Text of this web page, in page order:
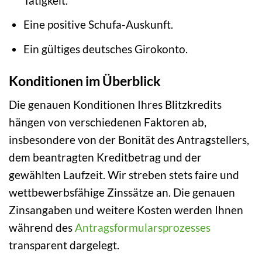
Eine positive Schufa-Auskunft.
Ein gültiges deutsches Girokonto.
Konditionen im Überblick
Die genauen Konditionen Ihres Blitzkredits
hängen von verschiedenen Faktoren ab,
insbesondere von der Bonität des Antragstellers,
dem beantragten Kreditbetrag und der
gewählten Laufzeit. Wir streben stets faire und
wettbewerbsfähige Zinssätze an. Die genauen
Zinsangaben und weitere Kosten werden Ihnen
während desAntragsformularsprozesses
transparent dargelegt.